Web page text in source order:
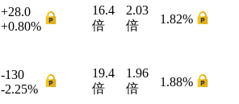
+28.0
+0.80%
16.4
倍
2.03
倍
1.82%
-130
-2.25%
19.4
倍
1.96
倍
1.88%